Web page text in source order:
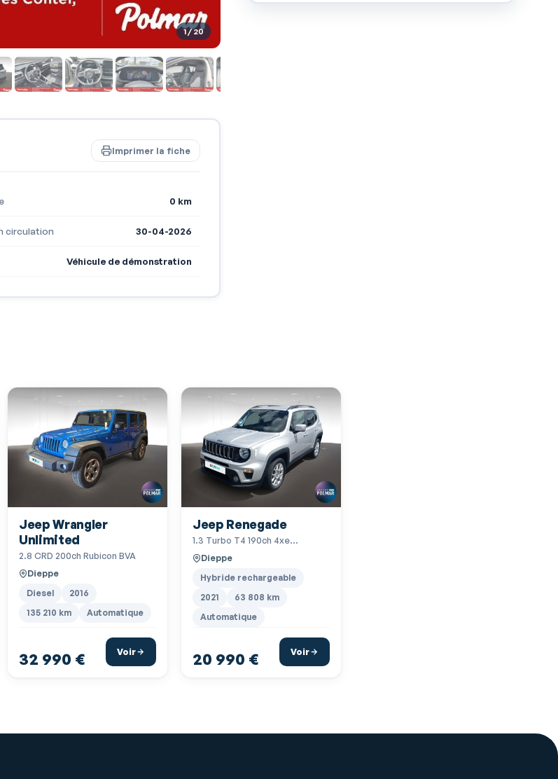
1/ 20
Imprimer la fiche
0 km
circulation 30-04-2026
Véhicule de démonstration
Jeep Wrangler
Unlimited
2.8 CRD 200ch Rubicon BVA
Dieppe
Diesel
2016
135 210 km
Automatique
32 990 € Voir
Jeep Renegade
1.3 Turbo T4 190ch 4xe
Longitude Summer Edition AT6
Dieppe
Hybride rechargeable
2021
63 808 km
Automatique
20 990 € Voir